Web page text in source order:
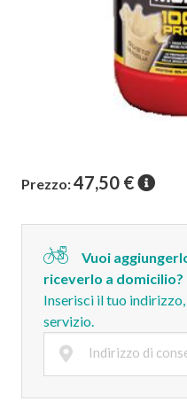
Prezzo:47,50 €
Vuoi
riceverlo a domicilio?
Inserisci il tuo
servizio.